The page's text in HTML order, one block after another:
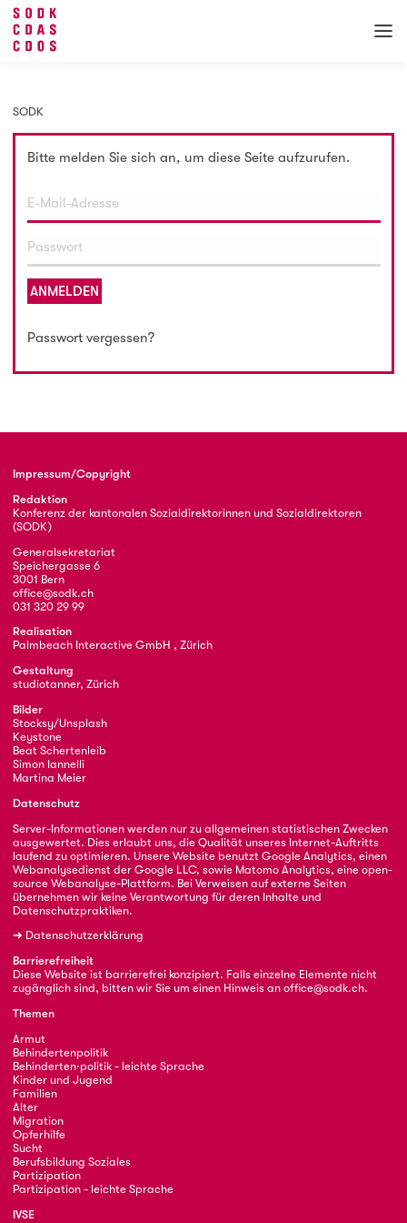
SODK
Bitte melden Sie sich an, um diese Seite aufzurufen.
ANMELDEN
Passwort vergessen?
Impressum/Copyright
Redaktion
Konferenz der kantonalen Sozialdirektorinnen und Sozialdirektoren
(SODK)
Generalsekretariat
Speichergasse 6
3001 Bern
office@sodk.ch
031 320 29 99
Realisation
Palmbeach Interactive GmbH , Zürich
Gestaltung
studiotanner, Zürich
Bilder
Stocksy/Unsplash
Keystone
Beat Schertenleib
Simon Iannelli
Martina Meier
Datenschutz
Server-Informationen werden nur zu allgemeinen statistischen Zwecken
ausgewertet. Dies erlaubt uns, die Qualität unseres Internet-Auftritts
laufend zu optimieren. Unsere Website benutzt Google Analytics, einen
Webanalysedienst der Google LLC, sowie Matomo Analytics, eine open-
source Webanalyse-Plattform. Bei Verweisen auf externe Seiten
übernehmen wir keine Verantwortung für deren Inhalte und
Datenschutzpraktiken.
➜ Datenschutzerklärung
Barrierefreiheit
Diese Website ist barrierefrei konzipiert. Falls einzelne Elemente nicht
zugänglich sind, bitten wir Sie um einen Hinweis an office@sodk.ch.
Themen
Armut
Behindertenpolitik
Behinderten·politik - leichte Sprache
Kinder und Jugend
Familien
Alter
Migration
Opferhilfe
Sucht
Berufsbildung Soziales
Partizipation
Partizipation - leichte Sprache
IVSE